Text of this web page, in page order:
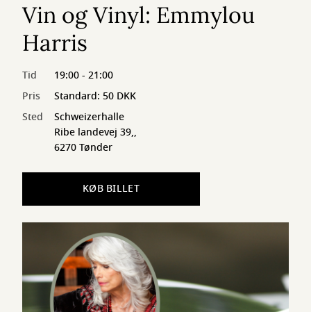
Vin og Vinyl: Emmylou
Harris
Tid
19:00 - 21:00
Pris
Standard: 50 DKK
Sted
Schweizerhalle
Ribe landevej 39,,
6270 Tønder
KØB BILLET